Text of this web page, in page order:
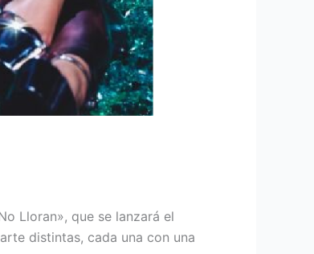
Lloran», que se lanzará el
distintas, cada una con una